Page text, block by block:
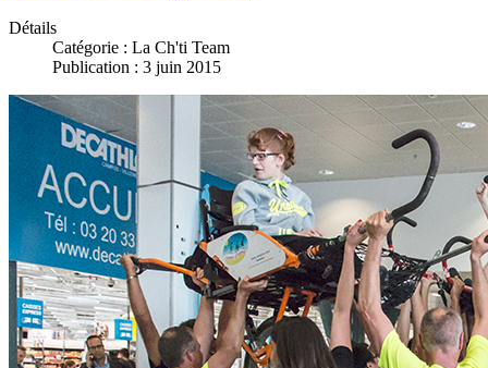
Détails
Catégorie : La Ch'ti Team
Publication : 3 juin 2015